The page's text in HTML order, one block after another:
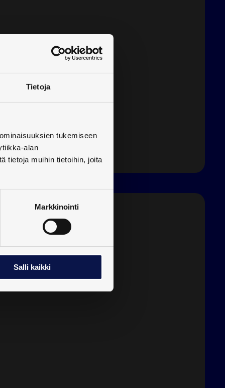
Tietoja
tukemiseen
alan
tietoja muihin tietoihin, joita
Markkinointi
Salli kaikki